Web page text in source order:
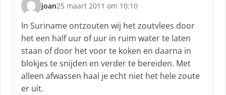
joan
s
c
h
r
e
e
f
25 maart 2011 om 10:10
In Suriname ontzouten wij het zoutvlees door
het een half uur of uur in ruim water te laten
staan of door het voor te koken en daarna in
blokjes te snijden en verder te bereiden. Met
alleen afwassen haal je echt niet het hele zoute
er uit.